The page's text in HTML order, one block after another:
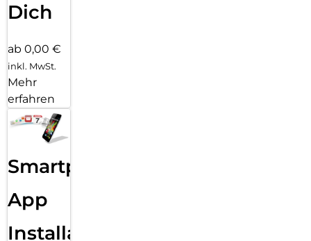
Dich
ab 0,00 €
inkl. MwSt.
Mehr
erfahren
Smartphone
App
Installation